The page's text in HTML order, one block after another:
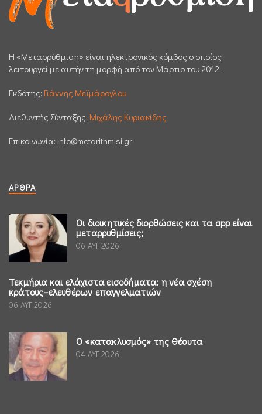
H «Μεταρρύθμιση» είναι ηλεκτρονικός κόμβος ο οποίος
λειτουργεί με αυτήν τη μορφή από τον Μάρτιο του 2012.
Εκδότης: Γιάννης Μεϊμάρογλου
Διεθυντής Σύνταξης: Μιχάλης Κυριακίδης
Επικοινωνία: info@metarithmisi.gr
ΆΡΘΡΑ
Οι διοικητικές διορθώσεις και τα app είναι
μεταρρυθμίσεις;
06 ΑΥΓ 2026
Τεκμήρια και ελάχιστα εισοδήματα: η νέα σχέση
κράτους–ελευθέρων επαγγελματιών
06 ΑΥΓ 2026
Ο «κατακλυσμός» της Θέουτα
04 ΑΥΓ 2026